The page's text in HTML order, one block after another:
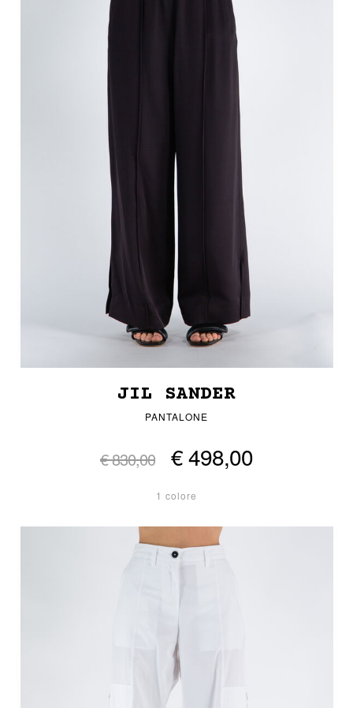
JIL SANDER
PANTALONE
€ 830,00 € 498,00
1 colore